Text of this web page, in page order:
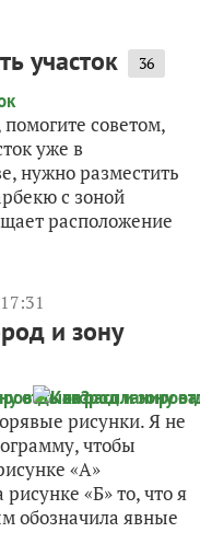
участок 36
советом,
уже в
нужно разместить
с зоной
расположение
и зону
рисунки. Я не
чтобы
«А»
«Б» то, что я
обозначила явные